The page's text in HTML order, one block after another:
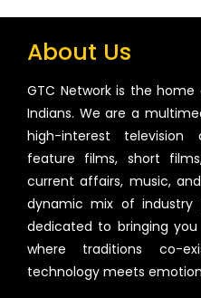
About Us
GTC Network is the
Indians. We are a
high-interest television
feature films, short
current affairs, music,
dynamic mix of industry
dedicated to bringing
where traditions co-
technology meets